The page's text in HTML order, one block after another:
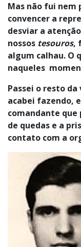
Mas não fui nem
convencer a
desviar a
nossos tesouros,
algum calhau. O
naqueles
Passei o resto
acabei fazendo,
comandante que
de quedas e a
contato com a